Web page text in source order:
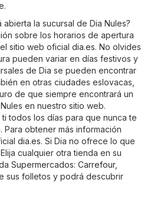
la sucursal de Dia Nules?
sobre los horarios de apertura
sitio web oficial dia.es. No olvides
pueden variar en días festivos y
de Dia se pueden encontrar
en otras ciudades eslovacas,
de que siempre encontrará un
en nuestro sitio web.
todos los días para que nunca te
obtener más información
dia.es. Si Dia no ofrece lo que
cualquier otra tienda en su
Supermercados: Carrefour,
sus folletos y podrá descubrir